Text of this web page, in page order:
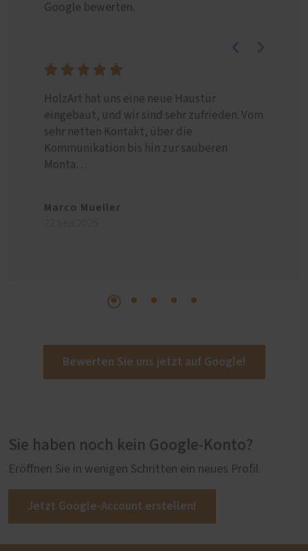
Google bewerten.
HolzArt hat uns eine neue Haustür
eingebaut, und wir sind sehr zufrieden. Vom
sehr netten Kontakt, über die
Kommunikation bis hin zur sauberen
Monta…
Marco Mueller
Bewerten Sie uns jetzt auf Google!
Sie haben noch kein Google-Konto?
Eröffnen Sie in wenigen Schritten ein neues Profil.
Jetzt Google-Account erstellen!